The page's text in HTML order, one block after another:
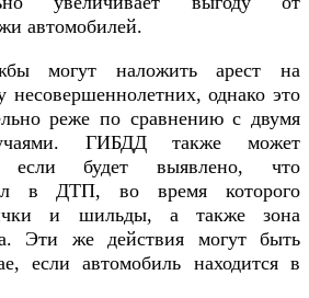
автомобилей.
могут наложить арест на
несовершеннолетних, однако это
реже по сравнению с двумя
ГИБДД также может
если будет выявлено, что
в ДТП, во время которого
и шильды, а также зона
Эти же действия могут быть
если автомобиль находится в